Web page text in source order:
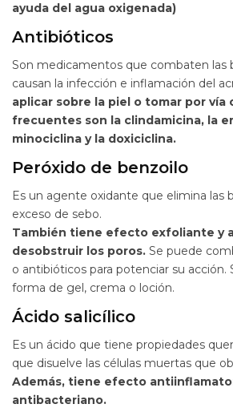
ayuda del agua oxigenada)
Antibióticos
Son medicamentos que combaten las
causan la infección e inflamación del
aplicar sobre la piel o tomar por vía
frecuentes son la clindamicina, la
minociclina y la doxiciclina.
Peróxido de benzoilo
Es un agente oxidante que elimina las
exceso de sebo.
También tiene efecto exfoliante y
desobstruir los poros. Se puede
o antibióticos para potenciar su acción.
forma de gel, crema o loción.
Ácido salicílico
Es un ácido que tiene propiedades
que disuelve las células muertas que
Además, tiene efecto
antibacteriano.